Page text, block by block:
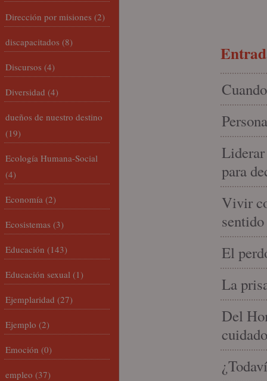
para
Vivir
El
La
Del
cuidado
Dirección por misiones (2)
discapacitados (8)
Discursos (4)
Diversidad (4)
dueños de nuestro destino
(19)
Ecología Humana-Social
(4)
Economía (2)
Ecosistemas (3)
Educación (143)
Educación sexual (1)
Ejemplaridad (27)
Ejemplo (2)
Emoción (0)
empleo (37)